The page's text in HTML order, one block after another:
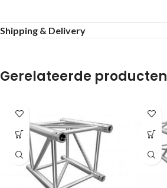
Shipping & Delivery
Gerelateerde producten